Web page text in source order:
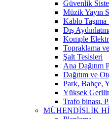
Güvenlik
Müzik Yayın
Kablo Taşıma
Dış
Komple
Topraklama
Şalt Tesisleri
Ana Dağıtım
Dağıtım ve
Park, Bahçe,
Yüksek
Trafo binası,
MÜHENDİSLİK